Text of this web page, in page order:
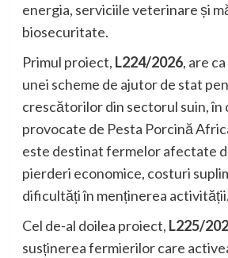
energia, serviciile veterinare și
biosecuritate.
Primul proiect, L224/2026, are
unei scheme de ajutor de stat
crescătorilor din sectorul suin, în
provocate de Pesta Porcină
este destinat fermelor afectate
pierderi economice, costuri
dificultăți în menținerea activității.
Cel de-al doilea proiect, L225/
susținerea fermierilor care